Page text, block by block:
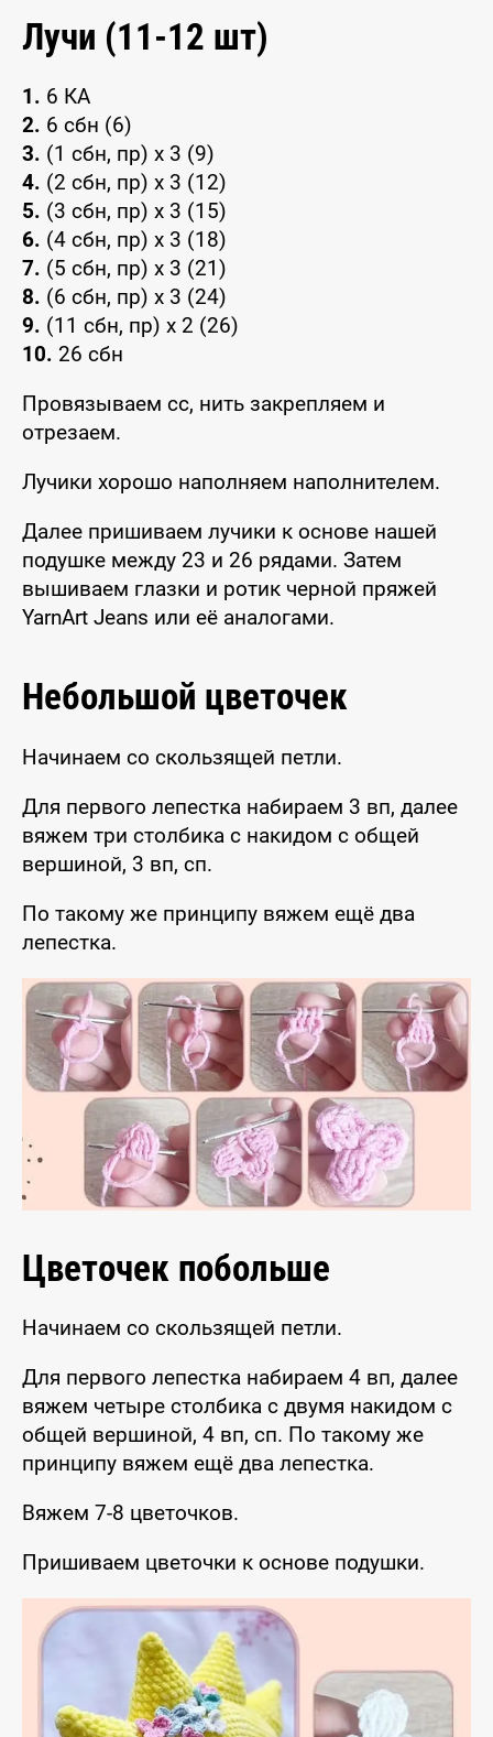
Лучи (11-12 шт)
1. 6 КА
2. 6 сбн (6)
3. (1 сбн, пр) x 3 (9)
4. (2 сбн, пр) x 3 (12)
5. (3 сбн, пр) х 3 (15)
6. (4 сбн, пр) x 3 (18)
7. (5 сбн, пр) x 3 (21)
8. (6 сбн, пр) x 3 (24)
9. (11 сбн, пр) x 2 (26)
10. 26 сбн
Провязываем сс, нить закрепляем и
отрезаем.
Лучики хорошо наполняем наполнителем.
Далее пришиваем лучики к основе нашей
подушке между 23 и 26 рядами. Затем
вышиваем глазки и ротик черной пряжей
YarnArt Jeans или её аналогами.
Небольшой цветочек
Начинаем со скользящей петли.
Для первого лепестка набираем 3 вп, далее
вяжем три столбика с накидом с общей
вершиной, 3 вп, сп.
По такому же принципу вяжем ещё два
лепестка.
Цветочек побольше
Начинаем со скользящей петли.
Для первого лепестка набираем 4 вп, далее
вяжем четыре столбика с двумя накидом с
общей вершиной, 4 вп, сп. По такому же
принципу вяжем ещё два лепестка.
Вяжем 7-8 цветочков.
Пришиваем цветочки к основе подушки.